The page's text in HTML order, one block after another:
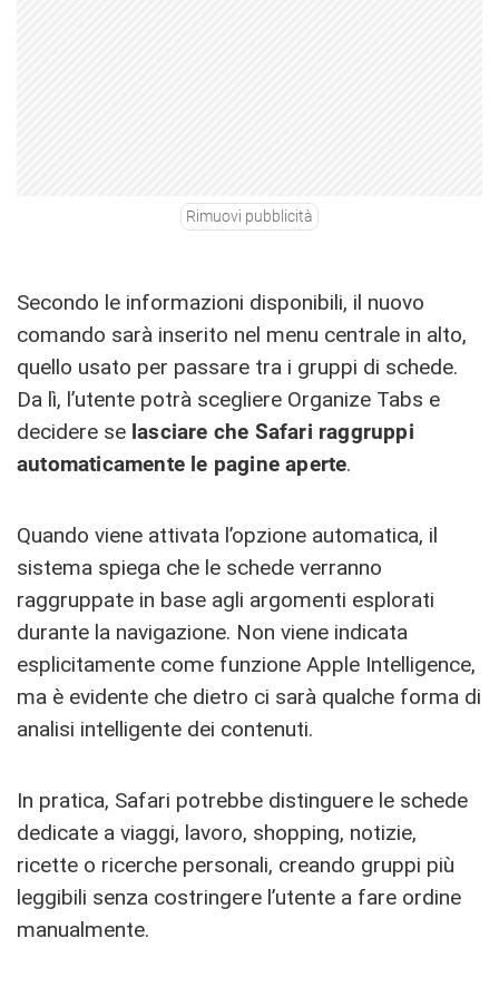
Rimuovi pubblicità
Secondo le informazioni disponibili, il nuovo
comando sarà inserito nel menu centrale in alto,
quello usato per passare tra i gruppi di schede.
Da lì, l’utente potrà scegliere Organize Tabs e
decidere se lasciare che Safari raggruppi
automaticamente le pagine aperte.
Quando viene attivata l’opzione automatica, il
sistema spiega che le schede verranno
raggruppate in base agli argomenti esplorati
durante la navigazione. Non viene indicata
esplicitamente come funzione Apple Intelligence,
ma è evidente che dietro ci sarà qualche forma di
analisi intelligente dei contenuti.
In pratica, Safari potrebbe distinguere le schede
dedicate a viaggi, lavoro, shopping, notizie,
ricette o ricerche personali, creando gruppi più
leggibili senza costringere l’utente a fare ordine
manualmente.